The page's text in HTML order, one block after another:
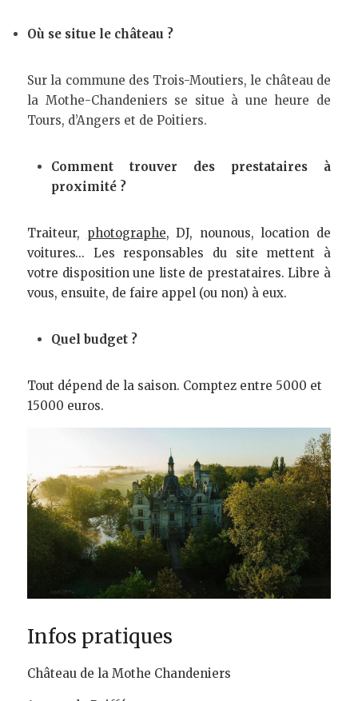
Où se situe le château ?
Sur la commune des Trois-Moutiers, le château de
la Mothe-Chandeniers se situe à une heure de
Tours, d’Angers et de Poitiers.
Comment trouver des prestataires à
proximité ?
Traiteur, photographe, DJ, nounous, location de
voitures… Les responsables du site mettent à
votre disposition une liste de prestataires. Libre à
vous, ensuite, de faire appel (ou non) à eux.
Quel budget ?
Tout dépend de la saison. Comptez entre 5000 et
15000 euros.
Infos pratiques
Château de la Mothe Chandeniers